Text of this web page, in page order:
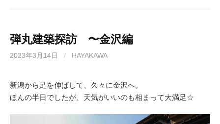
弾丸建築探訪 〜金沢編
2023年3月14日 / HAYAKAWA
新潟から足を伸ばして、久々に金沢へ。
ほんの半日でしたが、天気がいいのも相まって大満足☆